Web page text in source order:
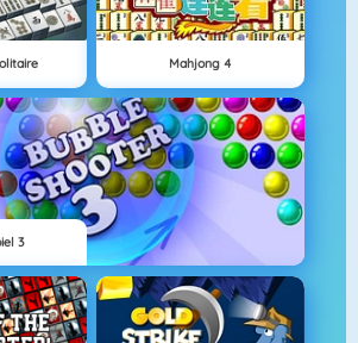
Mahjong 4
3